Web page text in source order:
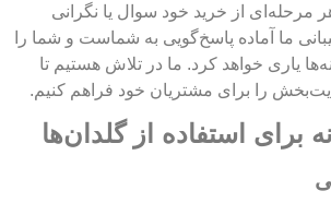
مرحله‌ای از خرید خود سوال یا نگرانی
ما آماده پاسخ‌گویی به شماست و شما را
یاری خواهد کرد. ما در تلاش هستیم تا
را برای مشتریان خود فراهم کنیم.
برای استفاده از گلدان‌ها